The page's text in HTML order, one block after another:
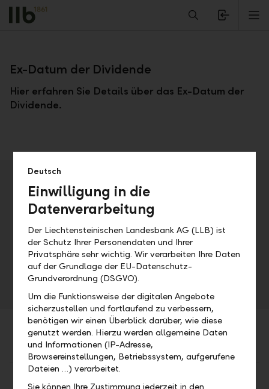
Alerts.Headline
Zurück
Ex-Datum der Dividende
Hier erfahren Sie Details über das Ex-Datum der
Dividende.
Adresse
Datum
Mo, 14.05.2018
Uhrzeit
Deutsch
Einwilligung in die
Datenverarbeitung
Der Liechtensteinischen Landesbank AG (LLB) ist
der Schutz Ihrer Personendaten und Ihrer
Privatsphäre sehr wichtig. Wir verarbeiten Ihre Daten
auf der Grundlage der EU-Datenschutz-
Grundverordnung (DSGVO).
Um die Funktionsweise der digitalen Angebote
sicherzustellen und fortlaufend zu verbessern,
benötigen wir einen Überblick darüber, wie diese
genutzt werden. Hierzu werden allgemeine Daten
und Informationen (IP-Adresse,
Browsereinstellungen, Betriebssystem, aufgerufene
Dateien …) verarbeitet.
Sie können Ihre Zustimmung jederzeit in den